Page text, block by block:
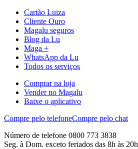
Cartão Luiza
Cliente Ouro
Magalu seguros
Blog da Lu
Maga +
WhatsApp da Lu
Todos os serviços
Comprar na loja
Vender no Magalu
Baixe o aplicativo
Compre pelo telefoneCompre pelo chat
Número de telefone 0800 773 3838
Seg. à Dom. exceto feriados das 8h às 20h